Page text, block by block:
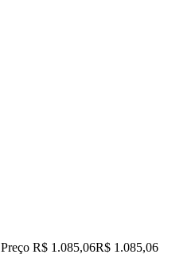
Preço R$ 1.085,06R$ 1.085,06